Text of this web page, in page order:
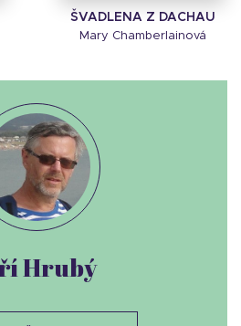
ŠVADLENA Z DACHAU
Mary Chamberlainová
Hrubý